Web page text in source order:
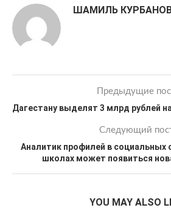
ШАМИЛЬ
Предыдущие
Дагестану выделят 3 млрд рублей
Следующий
Аналитик профилей в социальных
школах может появиться
YOU MAY ALSO